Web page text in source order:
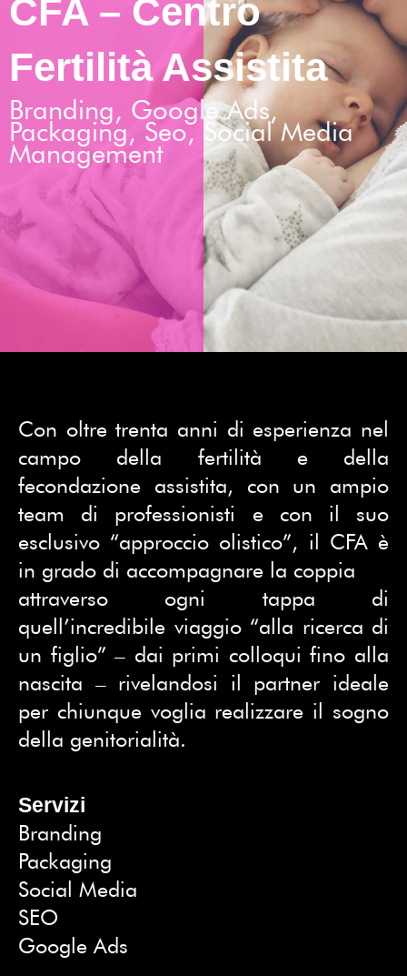
CFA – Centro
Fertilità Assistita
Branding, Google Ads,
Packaging, Seo, Social Media
Management
Con oltre trenta anni di esperienza nel
campo della fertilità e della
fecondazione assistita, con un ampio
team di professionisti e con il suo
esclusivo “approccio olistico”, il CFA è
in grado di accompagnare la coppia
attraverso ogni tappa di
quell’incredibile viaggio “alla ricerca di
un figlio” – dai primi colloqui fino alla
nascita – rivelandosi il partner ideale
per chiunque voglia realizzare il sogno
della genitorialità.
Servizi
Branding
Packaging
Social Media
SEO
Google Ads